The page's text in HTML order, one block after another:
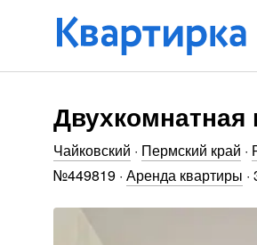
Двухкомнатная
Чайковский · Пермский край ·
№449819 · Аренда квартиры ·